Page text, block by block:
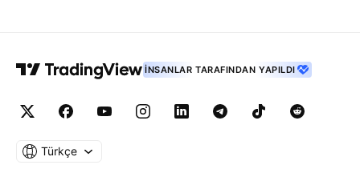
İNSANLAR TARAFINDAN YAPILDI
Türkçe